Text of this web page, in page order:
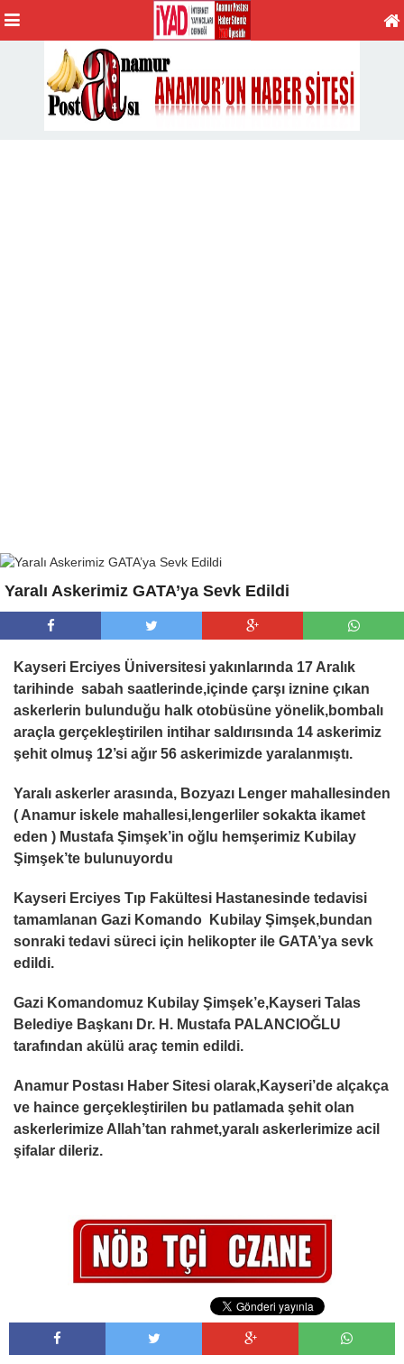
Yaralı Askerimiz GATA’ya Sevk Edildi
Kayseri Erciyes Üniversitesi yakınlarında 17 Aralık
tarihinde sabah saatlerinde,içinde çarşı iznine çıkan
askerlerin bulunduğu halk otobüsüne yönelik,bombalı
araçla gerçekleştirilen intihar saldırısında 14 askerimiz
şehit olmuş 12’si ağır 56 askerimizde yaralanmıştı.
Yaralı askerler arasında, Bozyazı Lenger mahallesinden
( Anamur iskele mahallesi,lengerliler sokakta ikamet
eden ) Mustafa Şimşek’in oğlu hemşerimiz Kubilay
Şimşek’te bulunuyordu
Kayseri Erciyes Tıp Fakültesi Hastanesinde tedavisi
tamamlanan Gazi Komando Kubilay Şimşek,bundan
sonraki tedavi süreci için helikopter ile GATA’ya sevk
edildi.
Gazi Komandomuz Kubilay Şimşek’e,Kayseri Talas
Belediye Başkanı Dr. H. Mustafa PALANCIOĞLU
tarafından akülü araç temin edildi.
Anamur Postası Haber Sitesi olarak,Kayseri’de alçakça
ve haince gerçekleştirilen bu patlamada şehit olan
askerlerimize Allah’tan rahmet,yaralı askerlerimize acil
şifalar dileriz.